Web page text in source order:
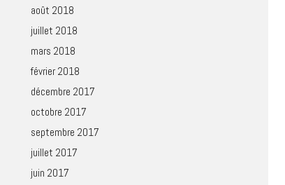
août 2018
juillet 2018
mars 2018
février 2018
décembre 2017
octobre 2017
septembre 2017
juillet 2017
juin 2017